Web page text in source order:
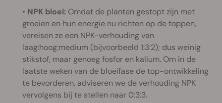
• NPK bloei: Omdat de planten gestopt zijn met
groeien en hun energie nu richten op de toppen,
vereisen ze een NPK-verhouding van
laag:hoog:medium (bijvoorbeeld 1:3:2); dus weinig
stikstof, maar genoeg fosfor en kalium. Om in de
laatste weken van de bloeifase de top-ontwikkeling
te bevorderen, adviseren we de verhouding NPK
vervolgens bij te stellen naar 0:3:3.